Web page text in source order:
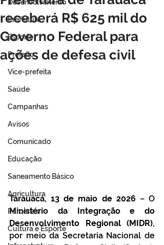
Desenvolvimento
Prefeitura
Esporte
Prefeito
Vice-prefeita
Saúde
Campanhas
Avisos
Comunicado
Educação
Saneamento Básico
Agricultura
Parcerias
Cultura e Esporte
receberá R$ 625 mil do
Governo Federal para
ações de defesa civil
Tarauacá, 13 de maio de 2026
Ministério da Integração e do
Desenvolvimento Regional (MIDR),
por meio da Secretaria Nacional de